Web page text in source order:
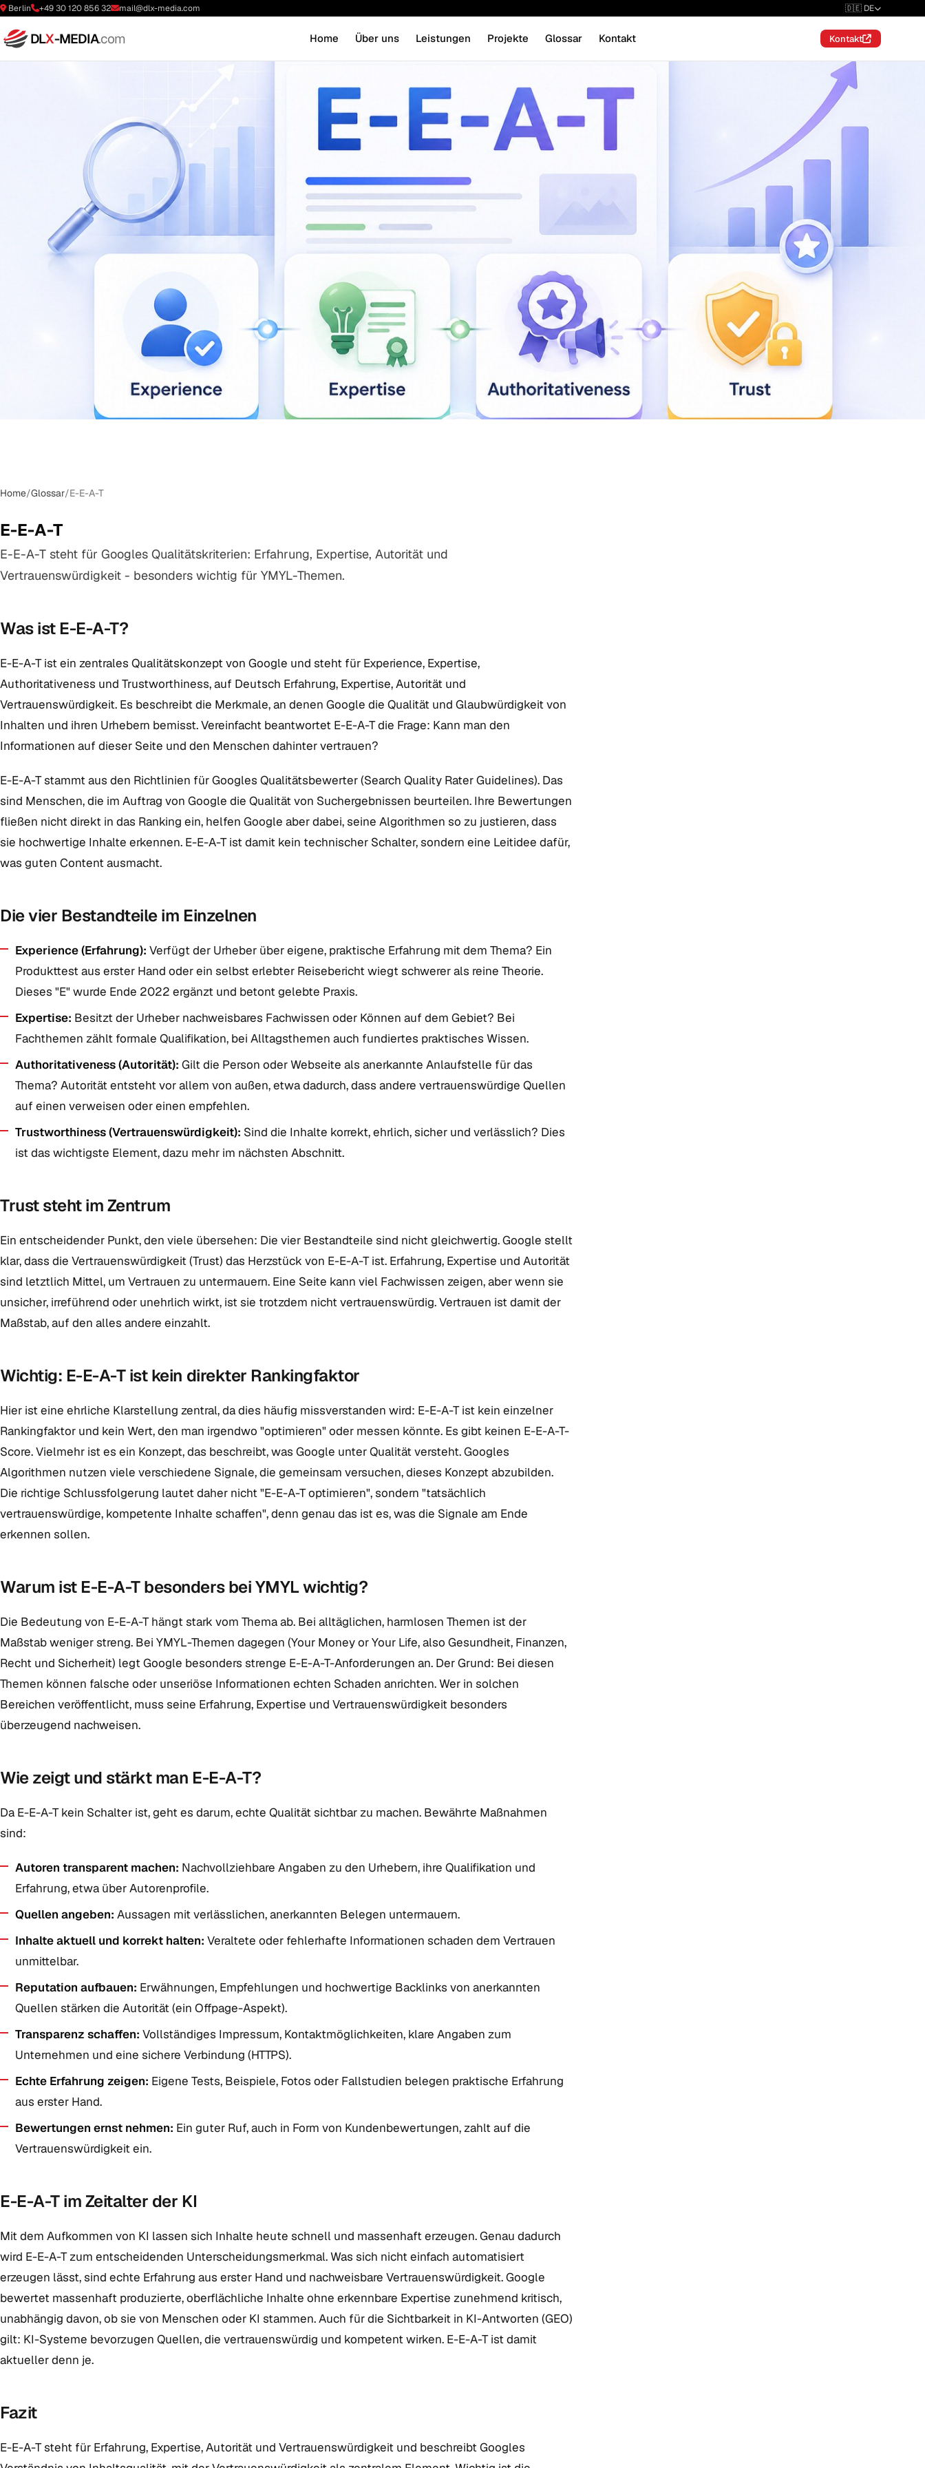
Berlin +49 30 120 856 32 mail@dlx-media.com 🇩🇪 DE
DLX-MEDIA.com Home Über uns Leistungen Projekte Glossar Kontakt Kontakt
Home/Glossar/E-E-A-T
E-E-A-T
E-E-A-T steht für Googles Qualitätskriterien: Erfahrung, Expertise, Autorität und
Vertrauenswürdigkeit - besonders wichtig für YMYL-Themen.
Was ist E-E-A-T?
E-E-A-T ist ein zentrales Qualitätskonzept von Google und steht für Experience, Expertise,
Authoritativeness und Trustworthiness, auf Deutsch Erfahrung, Expertise, Autorität und
Vertrauenswürdigkeit. Es beschreibt die Merkmale, an denen Google die Qualität und Glaubwürdigkeit von
Inhalten und ihren Urhebern bemisst. Vereinfacht beantwortet E-E-A-T die Frage: Kann man den
Informationen auf dieser Seite und den Menschen dahinter vertrauen?
E-E-A-T stammt aus den Richtlinien für Googles Qualitätsbewerter (Search Quality Rater Guidelines). Das
sind Menschen, die im Auftrag von Google die Qualität von Suchergebnissen beurteilen. Ihre Bewertungen
fließen nicht direkt in das Ranking ein, helfen Google aber dabei, seine Algorithmen so zu justieren, dass
sie hochwertige Inhalte erkennen. E-E-A-T ist damit kein technischer Schalter, sondern eine Leitidee dafür,
was guten Content ausmacht.
Die vier Bestandteile im Einzelnen
Experience (Erfahrung): Verfügt der Urheber über eigene, praktische Erfahrung mit dem Thema? Ein
Produkttest aus erster Hand oder ein selbst erlebter Reisebericht wiegt schwerer als reine Theorie.
Dieses "E" wurde Ende 2022 ergänzt und betont gelebte Praxis.
Expertise: Besitzt der Urheber nachweisbares Fachwissen oder Können auf dem Gebiet? Bei
Fachthemen zählt formale Qualifikation, bei Alltagsthemen auch fundiertes praktisches Wissen.
Authoritativeness (Autorität): Gilt die Person oder Webseite als anerkannte Anlaufstelle für das
Thema? Autorität entsteht vor allem von außen, etwa dadurch, dass andere vertrauenswürdige Quellen
auf einen verweisen oder einen empfehlen.
Trustworthiness (Vertrauenswürdigkeit): Sind die Inhalte korrekt, ehrlich, sicher und verlässlich? Dies
ist das wichtigste Element, dazu mehr im nächsten Abschnitt.
Trust steht im Zentrum
Ein entscheidender Punkt, den viele übersehen: Die vier Bestandteile sind nicht gleichwertig. Google stellt
klar, dass die Vertrauenswürdigkeit (Trust) das Herzstück von E-E-A-T ist. Erfahrung, Expertise und Autorität
sind letztlich Mittel, um Vertrauen zu untermauern. Eine Seite kann viel Fachwissen zeigen, aber wenn sie
unsicher, irreführend oder unehrlich wirkt, ist sie trotzdem nicht vertrauenswürdig. Vertrauen ist damit der
Maßstab, auf den alles andere einzahlt.
Wichtig: E-E-A-T ist kein direkter Rankingfaktor
Hier ist eine ehrliche Klarstellung zentral, da dies häufig missverstanden wird: E-E-A-T ist kein einzelner
Rankingfaktor und kein Wert, den man irgendwo "optimieren" oder messen könnte. Es gibt keinen E-E-A-T-
Score. Vielmehr ist es ein Konzept, das beschreibt, was Google unter Qualität versteht. Googles
Algorithmen nutzen viele verschiedene Signale, die gemeinsam versuchen, dieses Konzept abzubilden.
Die richtige Schlussfolgerung lautet daher nicht "E-E-A-T optimieren", sondern "tatsächlich
vertrauenswürdige, kompetente Inhalte schaffen", denn genau das ist es, was die Signale am Ende
erkennen sollen.
Warum ist E-E-A-T besonders bei YMYL wichtig?
Die Bedeutung von E-E-A-T hängt stark vom Thema ab. Bei alltäglichen, harmlosen Themen ist der
Maßstab weniger streng. Bei YMYL-Themen dagegen (Your Money or Your Life, also Gesundheit, Finanzen,
Recht und Sicherheit) legt Google besonders strenge E-E-A-T-Anforderungen an. Der Grund: Bei diesen
Themen können falsche oder unseriöse Informationen echten Schaden anrichten. Wer in solchen
Bereichen veröffentlicht, muss seine Erfahrung, Expertise und Vertrauenswürdigkeit besonders
überzeugend nachweisen.
Wie zeigt und stärkt man E-E-A-T?
Da E-E-A-T kein Schalter ist, geht es darum, echte Qualität sichtbar zu machen. Bewährte Maßnahmen
sind:
Autoren transparent machen: Nachvollziehbare Angaben zu den Urhebern, ihre Qualifikation und
Erfahrung, etwa über Autorenprofile.
Quellen angeben: Aussagen mit verlässlichen, anerkannten Belegen untermauern.
Inhalte aktuell und korrekt halten: Veraltete oder fehlerhafte Informationen schaden dem Vertrauen
unmittelbar.
Reputation aufbauen: Erwähnungen, Empfehlungen und hochwertige Backlinks von anerkannten
Quellen stärken die Autorität (ein Offpage-Aspekt).
Transparenz schaffen: Vollständiges Impressum, Kontaktmöglichkeiten, klare Angaben zum
Unternehmen und eine sichere Verbindung (HTTPS).
Echte Erfahrung zeigen: Eigene Tests, Beispiele, Fotos oder Fallstudien belegen praktische Erfahrung
aus erster Hand.
Bewertungen ernst nehmen: Ein guter Ruf, auch in Form von Kundenbewertungen, zahlt auf die
Vertrauenswürdigkeit ein.
E-E-A-T im Zeitalter der KI
Mit dem Aufkommen von KI lassen sich Inhalte heute schnell und massenhaft erzeugen. Genau dadurch
wird E-E-A-T zum entscheidenden Unterscheidungsmerkmal. Was sich nicht einfach automatisiert
erzeugen lässt, sind echte Erfahrung aus erster Hand und nachweisbare Vertrauenswürdigkeit. Google
bewertet massenhaft produzierte, oberflächliche Inhalte ohne erkennbare Expertise zunehmend kritisch,
unabhängig davon, ob sie von Menschen oder KI stammen. Auch für die Sichtbarkeit in KI-Antworten (GEO)
gilt: KI-Systeme bevorzugen Quellen, die vertrauenswürdig und kompetent wirken. E-E-A-T ist damit
aktueller denn je.
Fazit
E-E-A-T steht für Erfahrung, Expertise, Autorität und Vertrauenswürdigkeit und beschreibt Googles